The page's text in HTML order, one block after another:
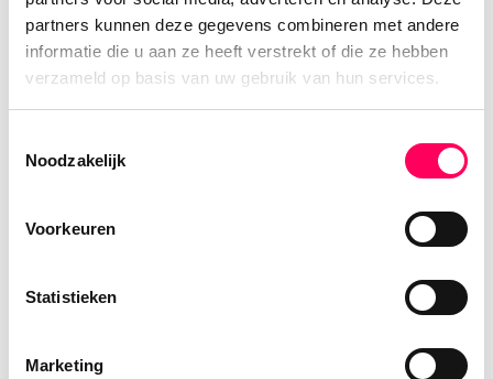
partners kunnen deze gegevens combineren met andere
informatie die u aan ze heeft verstrekt of die ze hebben
verzameld op basis van uw gebruik van hun services.
Noodzakelijk
Voorkeuren
Statistieken
Marketing
Penh - Tatai - Kampot
Reis langs de hoogtepunten maar ook
in het local life en bezoek de mooiste
Voorbeeldreizen van onze